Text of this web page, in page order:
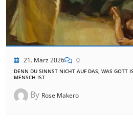
21. März 2026 0
DENN DU SINNST NICHT AUF DAS, WAS GOTT
MENSCH IST
By Rose Makero